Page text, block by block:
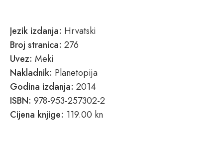
Jezik izdanja: Hrvatski
Broj stranica: 276
Uvez: Meki
Nakladnik: Planetopija
Godina izdanja: 2014
ISBN: 978-953-257302-2
Cijena knjige: 119.00 kn